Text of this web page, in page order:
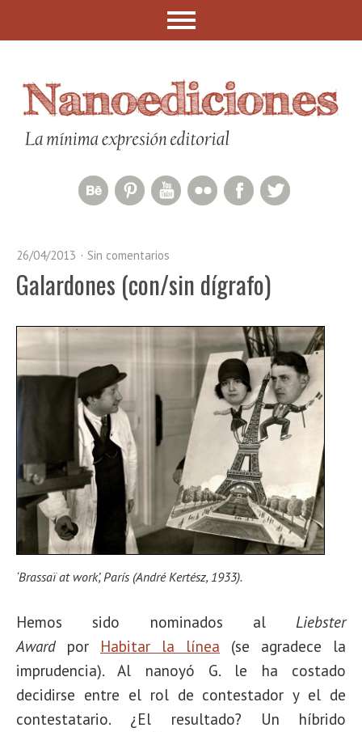
Facebook
Flickr
YouTube
Pinterest
Behance Network
26/04/2013 Sin comentarios
Galardones (con/sin dígrafo)
‘Brassaï at work’, París (André Kertész, 1933).
Hemos sido nominados al Liebster
Award por Habitar la línea (se agradece la
imprudencia). Al nanoyó G. le ha costado
decidirse entre el rol de contestador y el de
contestatario. ¿El resultado? Un híbrido